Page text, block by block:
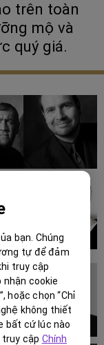
bạn. Chúng
tự để đảm
truy cập
cookie
hoặc chọn “Chỉ
không thiết
bất cứ lúc nào
cập Chính
trên toàn
mộ và
quý giá.